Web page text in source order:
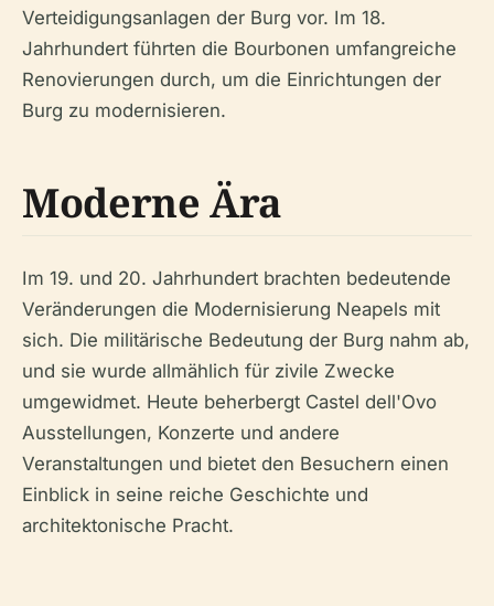
Verteidigungsanlagen der Burg vor. Im 18.
Jahrhundert führten die Bourbonen umfangreiche
Renovierungen durch, um die Einrichtungen der
Burg zu modernisieren.
Moderne Ära
Im 19. und 20. Jahrhundert brachten bedeutende
Veränderungen die Modernisierung Neapels mit
sich. Die militärische Bedeutung der Burg nahm ab,
und sie wurde allmählich für zivile Zwecke
umgewidmet. Heute beherbergt Castel dell'Ovo
Ausstellungen, Konzerte und andere
Veranstaltungen und bietet den Besuchern einen
Einblick in seine reiche Geschichte und
architektonische Pracht.